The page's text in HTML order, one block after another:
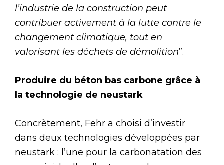
l’industrie de la construction peut
contribuer activement à la lutte contre le
changement climatique, tout en
valorisant les déchets de démolition”.
Produire du béton bas carbone grâce à
la technologie de neustark
Concrètement, Fehr a choisi d’investir
dans deux technologies développées par
neustark : l’une pour la carbonatation des